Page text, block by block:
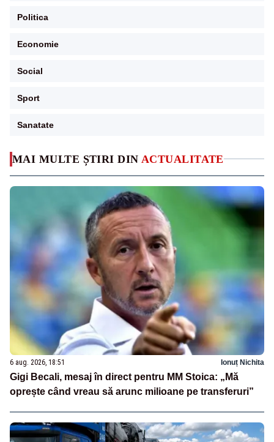
MAI MULTE ȘTIRI DIN ACTUALITATE
6 aug. 2026, 18:51 Ionuț Nichita
Gigi Becali, mesaj în direct pentru MM Stoica: „Mă
oprește când vreau să arunc milioane pe transferuri”
Politica
Economie
Social
Sport
Sanatate